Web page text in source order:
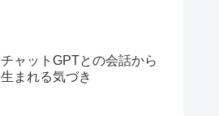
チャットGPTとの会話から
生まれる気づき